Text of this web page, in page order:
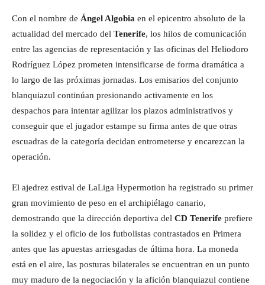
Con el nombre de Ángel Algobia en el epicentro absoluto de la
actualidad del mercado del Tenerife, los hilos de comunicación
entre las agencias de representación y las oficinas del Heliodoro
Rodríguez López prometen intensificarse de forma dramática a
lo largo de las próximas jornadas. Los emisarios del conjunto
blanquiazul continúan presionando activamente en los
despachos para intentar agilizar los plazos administrativos y
conseguir que el jugador estampe su firma antes de que otras
escuadras de la categoría decidan entrometerse y encarezcan la
operación.
El ajedrez estival de LaLiga Hypermotion ha registrado su primer
gran movimiento de peso en el archipiélago canario,
demostrando que la dirección deportiva del CD Tenerife prefiere
la solidez y el oficio de los futbolistas contrastados en Primera
antes que las apuestas arriesgadas de última hora. La moneda
está en el aire, las posturas bilaterales se encuentran en un punto
muy maduro de la negociación y la afición blanquiazul contiene